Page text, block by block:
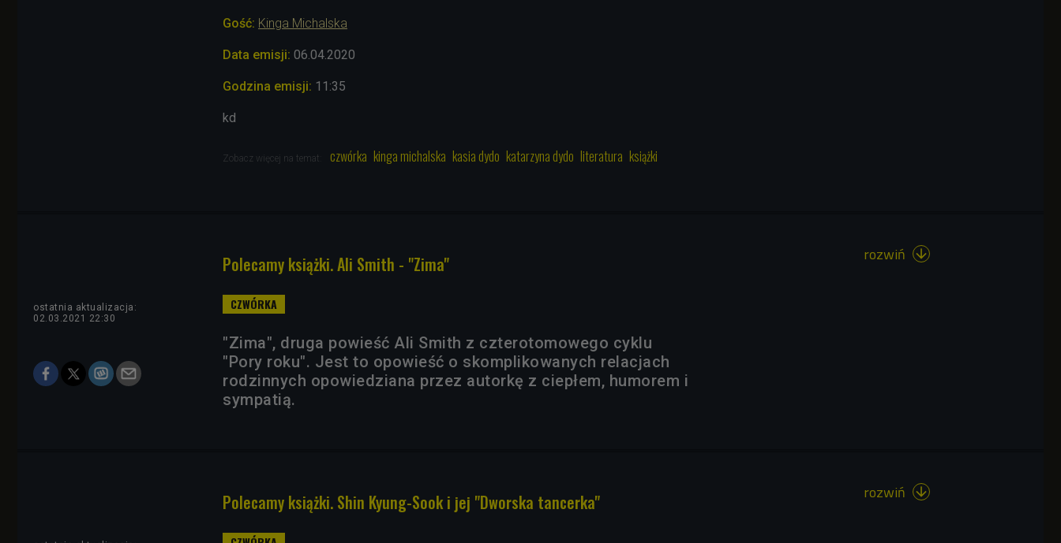
Gość: Kinga Michalska
Data emisji: 06.04.2020
Godzina emisji: 11:35
kd
Zobacz więcej na temat: czwórka kinga michalska kasia dydo katarzyna dydo literatura książki
Polecamy książki. Ali Smith - "Zima"
ostatnia aktualizacja:
02.03.2021 22:30
"Zima", druga powieść Ali Smith z czterotomowego cyklu
"Pory roku". Jest to opowieść o skomplikowanych relacjach
rodzinnych opowiedziana przez autorkę z ciepłem, humorem i
sympatią.
rozwiń 
Polecamy książki. Shin Kyung-Sook i jej "Dworska tancerka" rozwiń 